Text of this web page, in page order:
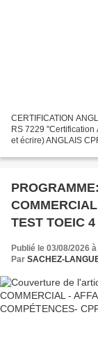
CERTIFICATION
RS 7229 "Certification
et écrire) ANGLAIS
TEST TOEIC
heures
Publié le 03/08/2026
Par SACHEZ-